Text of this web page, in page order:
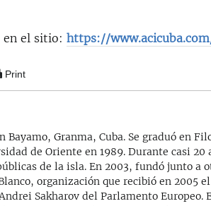
en el sitio:https://
Print
Bayamo, Granma, Cuba. Se graduó en
de Oriente en 1989. Durante casi 20
de la isla. En 2003, fundó junto a
organización que recibió en 2005
Sakharov del Parlamento Europeo.